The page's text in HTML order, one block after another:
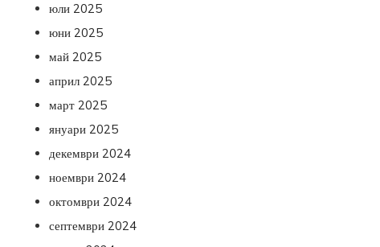
юли 2025
юни 2025
май 2025
април 2025
март 2025
януари 2025
декември 2024
ноември 2024
октомври 2024
септември 2024